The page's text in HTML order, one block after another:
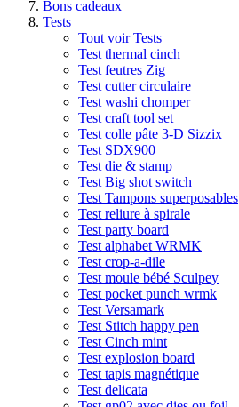
Bons cadeaux
Tests
Tout voir Tests
Test thermal cinch
Test feutres Zig
Test cutter circulaire
Test washi chomper
Test craft tool set
Test colle pâte 3-D Sizzix
Test SDX900
Test die & stamp
Test Big shot switch
Test Tampons superposables
Test reliure à spirale
Test party board
Test alphabet WRMK
Test crop-a-dile
Test moule bébé Sculpey
Test pocket punch wrmk
Test Versamark
Test Stitch happy pen
Test Cinch mint
Test explosion board
Test tapis magnétique
Test delicata